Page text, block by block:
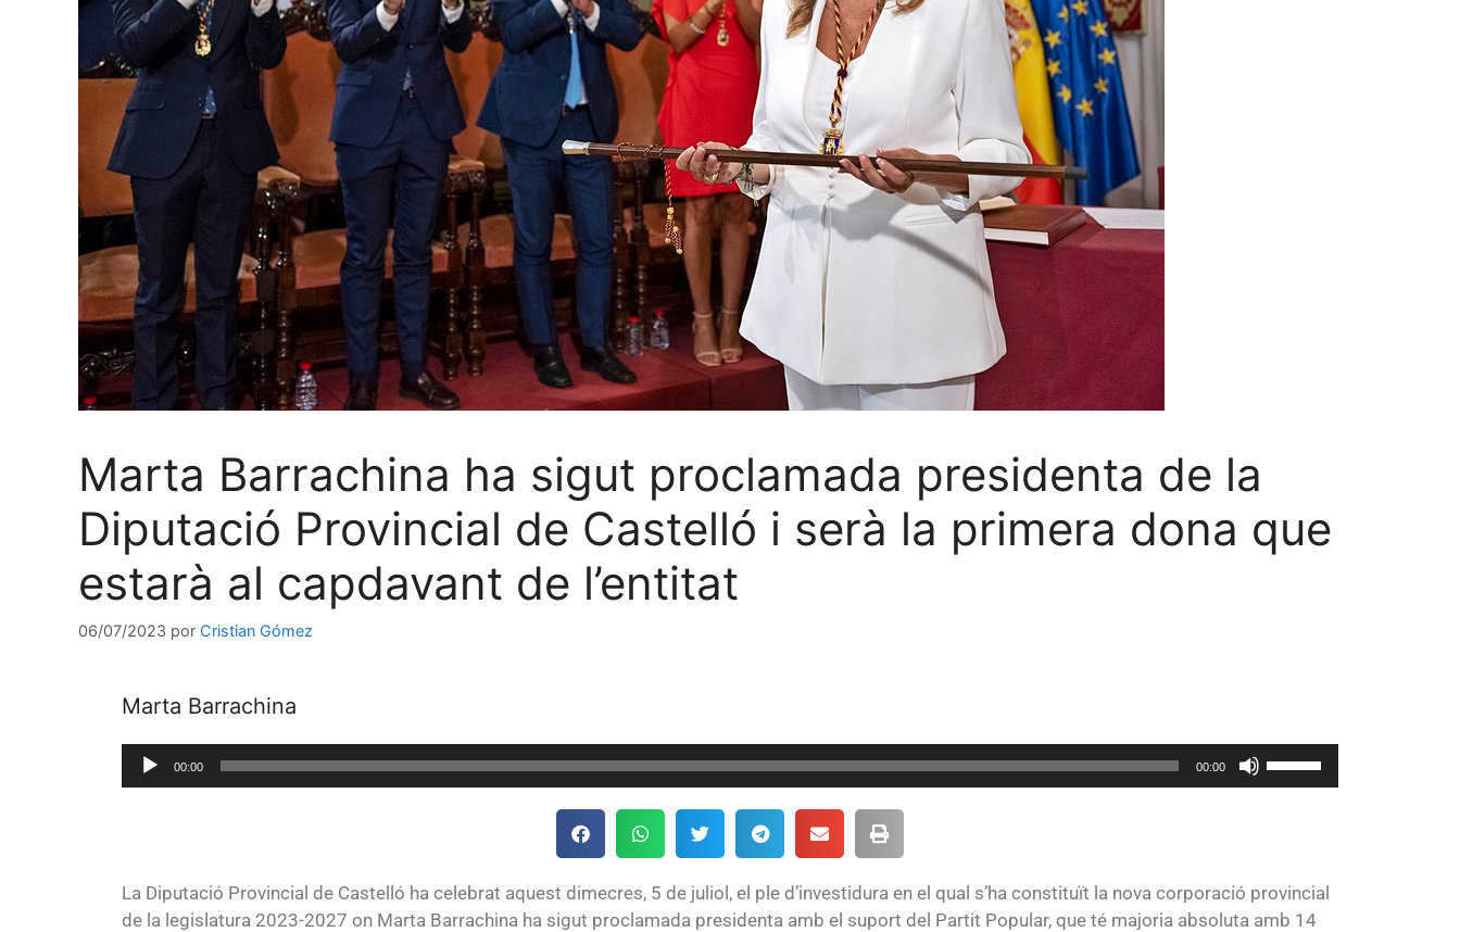
Marta Barrachina ha sigut proclamada presidenta de la
Diputació Provincial de Castelló i serà la primera dona que
estarà al capdavant de l’entitat
06/07/2023 por Cristian Gómez
Marta Barrachina
Reproductor
de
00:00 00:00
las
arriba/abajo
para
La Diputació Provincial de Castelló ha celebrat aquest dimecres, 5 de juliol, el ple d’investidura en el qual s’ha constituït la nova corporació provincial
de la legislatura 2023-2027 on Marta Barrachina ha sigut proclamada presidenta amb el suport del Partit Popular, que té majoria absoluta amb 14